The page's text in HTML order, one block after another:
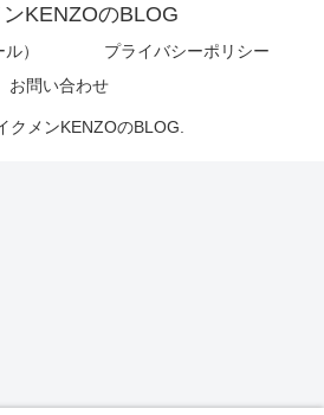
KENZOのBLOG
）
プライバシーポリシー
お問い合わせ
クメンKENZOのBLOG.